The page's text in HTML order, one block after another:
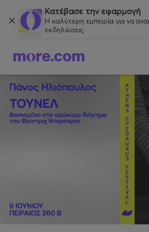
Κατέβασε την εφαρμογή
Η καλύτερη εμπειρία για να
εκδηλώσεις.